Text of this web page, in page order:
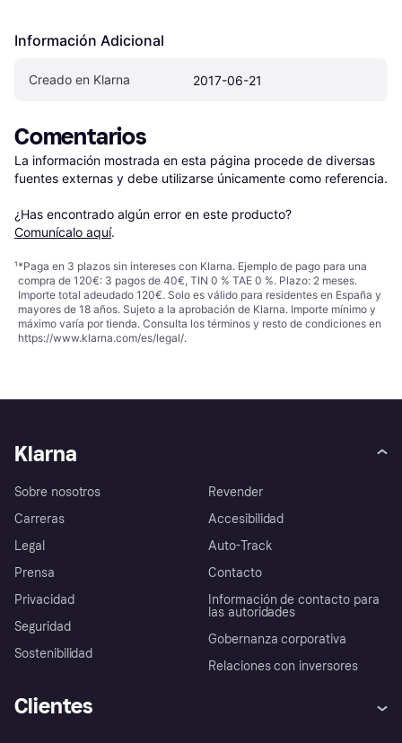
Información Adicional
Creado en Klarna 2017-06-21
Comentarios
La información mostrada en esta página procede de diversas
fuentes externas y debe utilizarse únicamente como referencia.
¿Has encontrado algún error en este producto?
Comunícalo aquí.
¹*Paga en 3 plazos sin intereses con Klarna. Ejemplo de pago para una
compra de 120€: 3 pagos de 40€, TIN 0 % TAE 0 %. Plazo: 2 meses.
Importe total adeudado 120€. Solo es válido para residentes en España y
mayores de 18 años. Sujeto a la aprobación de Klarna. Importe mínimo y
máximo varía por tienda. Consulta los términos y resto de condiciones en
https://www.klarna.com/es/legal/.
Klarna
Sobre nosotros
Carreras
Legal
Prensa
Privacidad
Seguridad
Sostenibilidad
Revender
Accesibilidad
Auto-Track
Contacto
Información de contacto para
las autoridades
Gobernanza corporativa
Relaciones con inversores
Clientes